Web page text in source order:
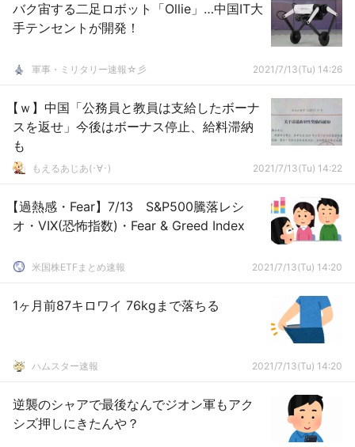
バク宙する二足ロボット「Ollie」…中国IT大
手テンセントが開発！
軍事・ミリタリー速報☆彡 2021/7/13(Tu) 14:26
【ｗ】中国「公務員と教員は支給したボーナ
スを返せ」今後はボーナス停止、給料滞納
も
もえるあじあ(･∀･) 2021/7/13(Tu) 14:22
【過熱感・Fear】7/13 S&P500騰落レシ
オ・VIX(恐怖指数)・Fear & Greed Index
米国株ETFまとめ速報 2021/7/13(Tu) 14:20
1ヶ月前87キロワイ 76kgまで落ちる
ハムスター速報 2021/7/13(Tu) 14:20
逆襲のシャアで最後なんでジオン軍もアク
シズ押しにきたんや？